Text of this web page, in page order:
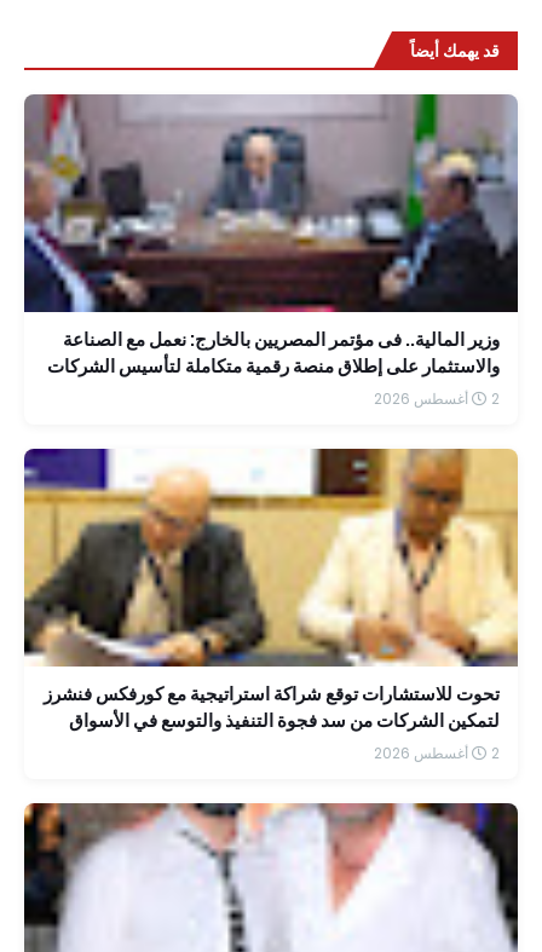
قد يهمك أيضاً
وزير المالية.. فى مؤتمر المصريين بالخارج: نعمل مع الصناعة
والاستثمار على إطلاق منصة رقمية متكاملة لتأسيس الشركات
بسهولة
2 أغسطس 2026
تحوت للاستشارات توقع شراكة استراتيجية مع كورفكس فنشرز
لتمكين الشركات من سد فجوة التنفيذ والتوسع في الأسواق
الإقليمية
2 أغسطس 2026